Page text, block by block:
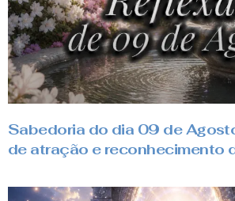
Sabedoria do dia 09 de
de atração e reconhecimento